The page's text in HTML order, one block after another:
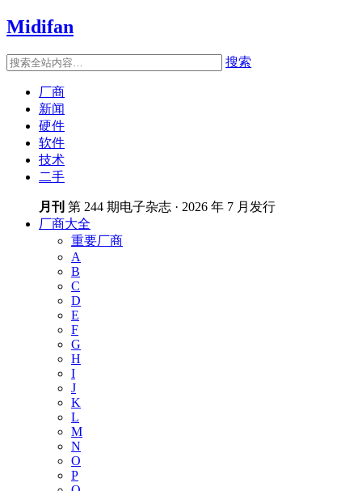
Midifan
搜索
厂商
新闻
硬件
软件
技术
二手
月刊 第 244 期电子杂志 · 2026 年 7 月发行
厂商大全
重要厂商
A
B
C
D
E
F
G
H
I
J
K
L
M
N
O
P